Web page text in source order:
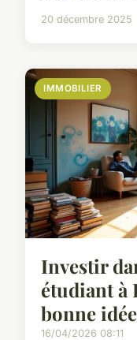
20 décembre 2025
IMMOBILIER
Investir
étudiant à
bonne
16/04/2026 08:11